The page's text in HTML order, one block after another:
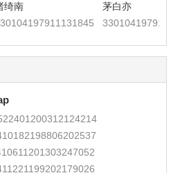
绮南
茅白亦